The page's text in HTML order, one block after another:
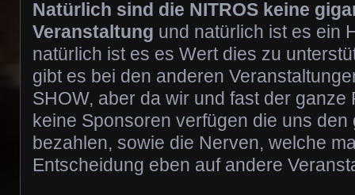
Natürlich sind die NITROS keine
Veranstaltung und natürlich ist es ein
natürlich ist es es Wert dies zu
gibt es bei den anderen
SHOW, aber da wir und fast der
keine Sponsoren verfügen die uns den
bezahlen, sowie die Nerven, welche
Entscheidung eben auf andere